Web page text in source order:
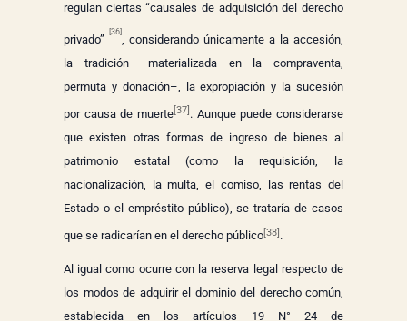
regulan ciertas “causales de adquisición del derecho
privado”
[36]
, considerando únicamente a la accesión,
la tradición –materializada en la compraventa,
permuta y donación–, la expropiación y la sucesión
por causa de muerte [37] . Aunque puede considerarse
que existen otras formas de ingreso de bienes al
patrimonio estatal (como la requisición, la
nacionalización, la multa, el comiso, las rentas del
Estado o el empréstito público), se trataría de casos
que se radicarían en el derecho público[38] .
Al igual como ocurre con la reserva legal respecto de
los modos de adquirir el dominio del derecho común,
establecida en los artículos 19 N° 24 de